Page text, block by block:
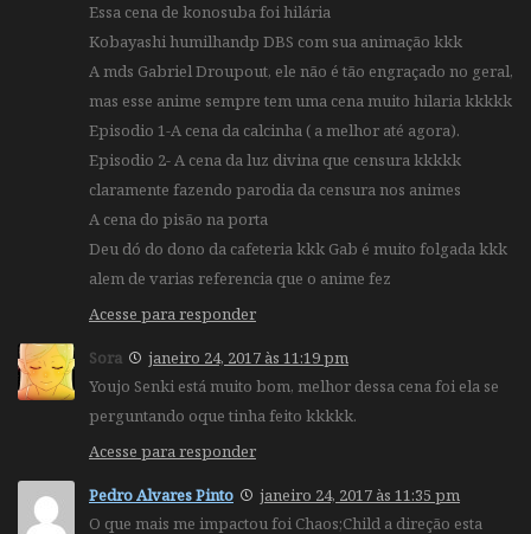
Essa cena de konosuba foi hilária
Kobayashi humilhandp DBS com sua animação kkk
A mds Gabriel Droupout, ele não é tão engraçado no geral,
mas esse anime sempre tem uma cena muito hilaria kkkkk
Episodio 1-A cena da calcinha ( a melhor até agora).
Episodio 2- A cena da luz divina que censura kkkkk
claramente fazendo parodia da censura nos animes
A cena do pisão na porta
Deu dó do dono da cafeteria kkk Gab é muito folgada kkk
alem de varias referencia que o anime fez
Acesse para responder
Sora
janeiro 24, 2017 às 11:19 pm
Youjo Senki está muito bom, melhor dessa cena foi ela se
perguntando oque tinha feito kkkkk.
Acesse para responder
Pedro Alvares Pinto
janeiro 24, 2017 às 11:35 pm
O que mais me impactou foi Chaos;Child a direção esta